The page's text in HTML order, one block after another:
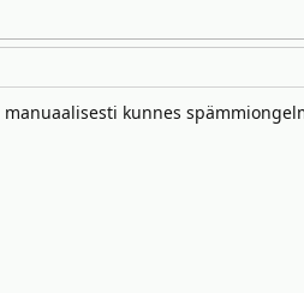
kunnes